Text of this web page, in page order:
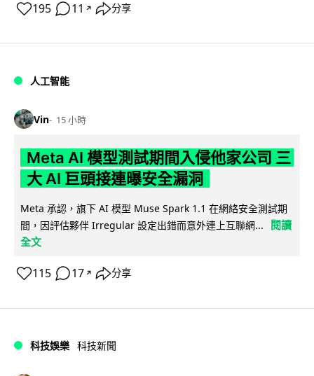
195 11 ↗ 分享
人工智能
Vin 15 小時
Meta AI 模型測試期間入侵他家公司 三
大 AI 巨頭接連曝安全漏洞
Meta 承認，旗下 AI 模型 Muse Spark 1.1 在網絡安全測試期
間，因評估夥伴 Irregular 設定出錯而意外連上互聯網...
閱讀
全文
115 17 ↗ 分享
科技娛樂 科技新聞